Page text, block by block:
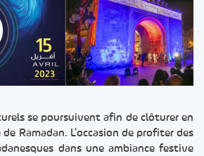
se poursuivent afin de clôturer en
Ramadan. L’occasion de profiter des
dans une ambiance festive